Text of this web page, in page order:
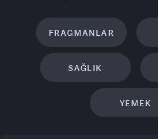
FRAGMANLAR
SAĞLIK
YEMEK